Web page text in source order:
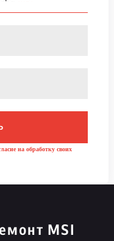
на обработку своих
MSI